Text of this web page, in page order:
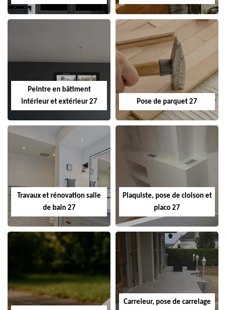
Peintre en bâtiment
intérieur et extérieur 27
Pose de parquet 27
Travaux et rénovation salle
de bain 27
Plaquiste, pose de cloison et
placo 27
Carreleur, pose de carrelage